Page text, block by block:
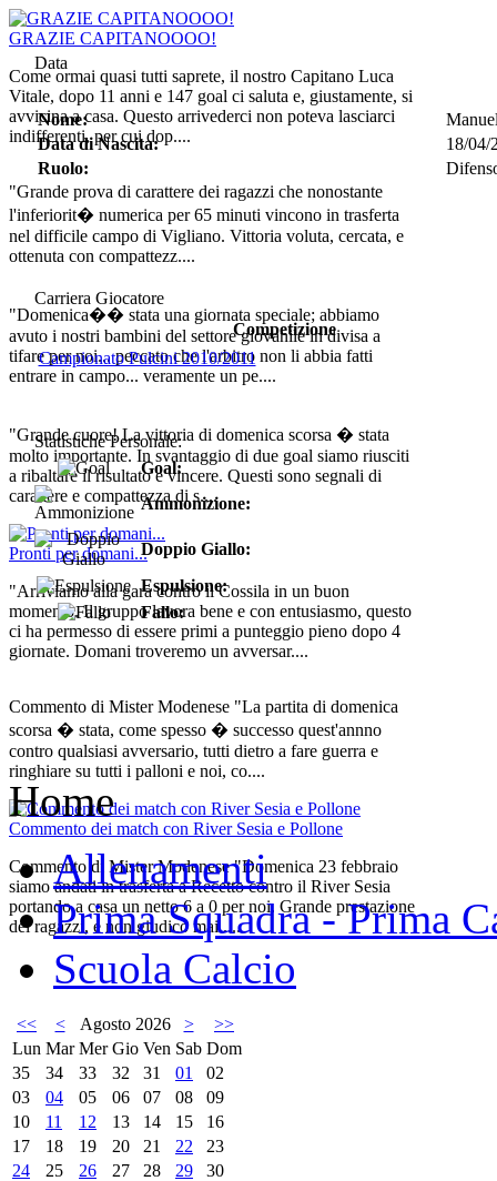
GRAZIE CAPITANOOOO!
Come ormai quasi tutti saprete, il nostro Capitano Luca
Vitale, dopo 11 anni e 147 goal ci saluta e, giustamente, si
avvicina a casa. Questo arrivederci non poteva lasciarci
indifferenti, per cui dop....
"Grande prova di carattere dei ragazzi che nonostante
l'inferiorit� numerica per 65 minuti vincono in trasferta
nel difficile campo di Vigliano. Vittoria voluta, cercata, e
ottenuta con compattezz....
"Domenica�� stata una giornata speciale; abbiamo
avuto i nostri bambini del settore giovanile in divisa a
tifare per noi... peccato che l'arbitro non li abbia fatti
entrare in campo... veramente un pe....
"Grande cuore! La vittoria di domenica scorsa � stata
molto importante. In svantaggio di due goal siamo riusciti
a ribaltare il risultato e vincere. Questi sono segnali di
carattere e compattezza di s....
Pronti per domani...
"Arriviamo alla gara contro il Cossila in un buon
momento. Il gruppo lavora bene e con entusiasmo, questo
ci ha permesso di essere primi a punteggio pieno dopo 4
giornate. Domani troveremo un avversar....
Commento di Mister Modenese "La partita di domenica
scorsa � stata, come spesso � successo quest'annno
contro qualsiasi avversario, tutti dietro a fare guerra e
ringhiare su tutti i palloni e noi, co....
Commento dei match con River Sesia e Pollone
Commento di Mister Modenese "Domenica 23 febbraio
siamo andati in trasferta a Recetto contro il River Sesia
portando a casa un netto 6 a 0 per noi. Grande prestazione
dei ragazzi, e non giudico mai ....
Data
Nome:
Data di Nascita:
18/04/
Ruolo:
Carriera Giocatore
Competizione
Campionato Pulcini 2010/2011
Statistiche Personale:
Goal:
Ammonizione:
Doppio Giallo:
Espulsione:
Fallo:
Home
Allenamenti
Prima Squadra - Prima
Scuola Calcio
<< < Agosto 2026 >
>>
Lun Mar Mer Gio Ven Sab Dom
35
34 33 32 31 01
02
03
04 05 06 07 08
09
10
11 12 13 14 15
16
17
18 19 20 21 22
23
24
25 26 27 28 29
30